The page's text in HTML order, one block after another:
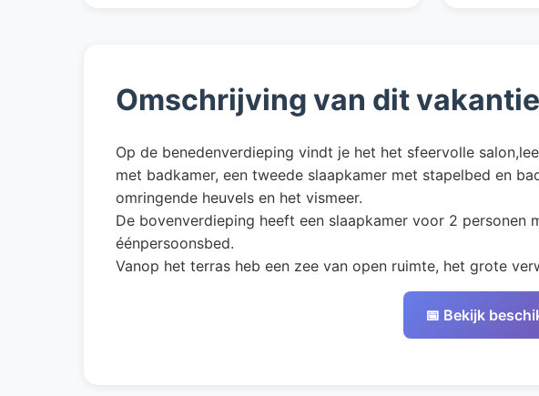
Omschrijving van dit
Op de benedenverdieping vindt je het het sfeervolle
met badkamer, een tweede slaapkamer met stapelbed en
omringende heuvels en het vismeer.
De bovenverdieping heeft een slaapkamer voor 2 personen
éénpersoonsbed.
Vanop het terras heb een zee van open ruimte, het grote
📅 Bekijk